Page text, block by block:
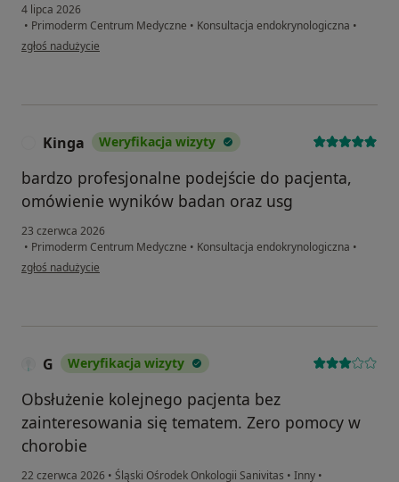
4 lipca 2026
• Primoderm Centrum Medyczne • Konsultacja endokrynologiczna •
w opinii użytkownika Joanna
zgłoś nadużycie
Kinga Weryfikacja wizyty
bardzo profesjonalne podejście do pacjenta,
omówienie wyników badan oraz usg
23 czerwca 2026
• Primoderm Centrum Medyczne • Konsultacja endokrynologiczna •
w opinii użytkownika Kinga
zgłoś nadużycie
G Weryfikacja wizyty
Obsłużenie kolejnego pacjenta bez
zainteresowania się tematem. Zero pomocy w
chorobie
22 czerwca 2026 • Śląski Ośrodek Onkologii Sanivitas • Inny •